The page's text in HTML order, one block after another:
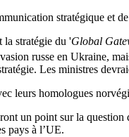
stratégique et
la stratégie du 'Global
russe en Ukraine,
Les ministres
leurs homologues
un point sur la question
pays à l’UE.